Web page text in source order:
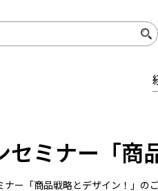
セミナー「商
ナー「商品戦略とデザイン！」の